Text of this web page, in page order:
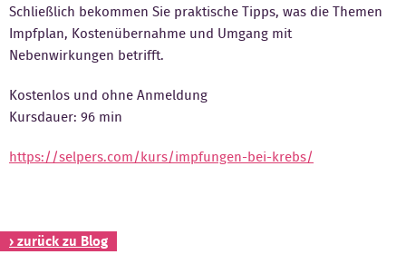
Schließlich bekommen Sie praktische Tipps, was die Themen
Impfplan, Kostenübernahme und Umgang mit
Nebenwirkungen betrifft.
Kostenlos und ohne Anmeldung
Kursdauer: 96 min
https://selpers.com/kurs/impfungen-bei-krebs/
› zurück zu Blog